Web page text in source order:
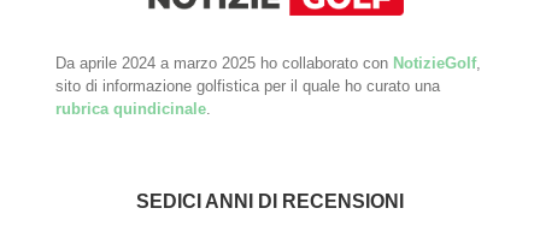
Da aprile 2024 a marzo 2025 ho collaborato con NotizieGolf,
sito di informazione golfistica per il quale ho curato una
rubrica quindicinale
SEDICI ANNI DI RECENSIONI